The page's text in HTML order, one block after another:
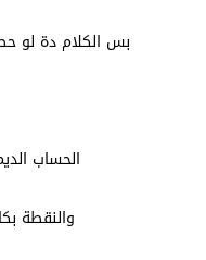
بس الكلام دة لو
الحساب
والنقطة